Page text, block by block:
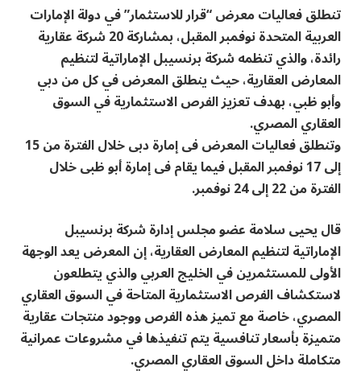
تنطلق فعاليات معرض “قرار للاستثمار” في دولة الإمارات
العربية المتحدة نوفمبر المقبل، بمشاركة 20 شركة عقارية
رائدة، والذي تنظمه شركة برنسيبل الإماراتية لتنظيم
المعارض العقارية، حيث ينطلق المعرض في كل من دبي
وأبو ظبي، بهدف تعزيز الفرص الاستثمارية في السوق
العقاري المصري.
وتنطلق فعاليات المعرض فى إمارة دبى خلال الفترة من 15
إلى 17 نوفمبر المقبل فيما يقام فى إمارة أبو ظبى خلال
الفترة من 22 إلى 24 نوفمبر.
قال يحيى سلامة عضو مجلس إدارة شركة برنسيبل
الإماراتية لتنظيم المعارض العقارية، إن المعرض يعد الوجهة
الأولى للمستثمرين في الخليج العربي والذي يتطلعون
لاستكشاف الفرص الاستثمارية المتاحة في السوق العقاري
المصري، خاصة مع تميز هذه الفرص ووجود منتجات عقارية
متميزة بأسعار تنافسية يتم تنفيذها في مشروعات عمرانية
متكاملة داخل السوق العقاري المصري.